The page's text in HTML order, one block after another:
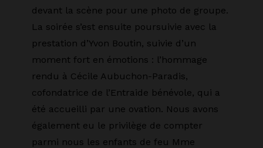
devant la scène pour une photo de groupe.
La soirée s’est ensuite poursuivie avec la
prestation d’Yvon Boutin, suivie d’un
moment fort en émotions : l’hommage
rendu à Cécile Aubuchon-Paradis,
cofondatrice de l’Entraide bénévole, qui a
été accueilli par une ovation. Nous avons
également eu le privilège de compter
parmi nous les enfants de feu Mme